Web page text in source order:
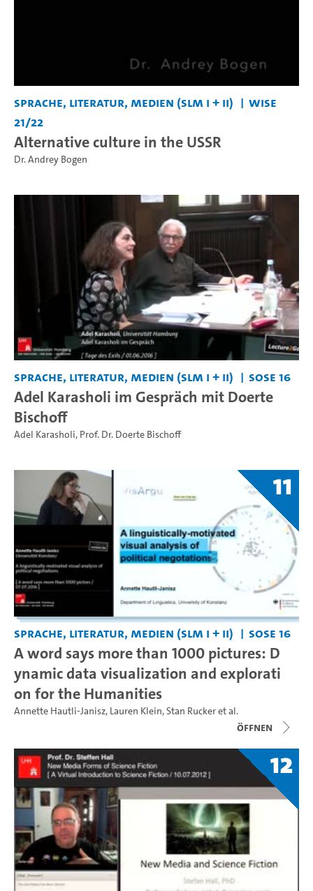
Sprache, Literatur, Medien (SLM I + II)
WiSe
21/22
Alternative culture in the USSR
Dr. Andrey Bogen
Sprache, Literatur, Medien (SLM I + II) SoSe 16
Adel Karasholi im Gespräch mit Doerte
Bischoff
Adel Karasholi, Prof. Dr. Doerte Bischoff
11
Sprache, Literatur, Medien (SLM I + II) SoSe 16
A word says more than 1000 pictures: D
ynamic data visualization and explorati
on for the Humanities
Annette Hautli-Janisz, Lauren Klein,Stan Ruckeret al.
Öffnen
12